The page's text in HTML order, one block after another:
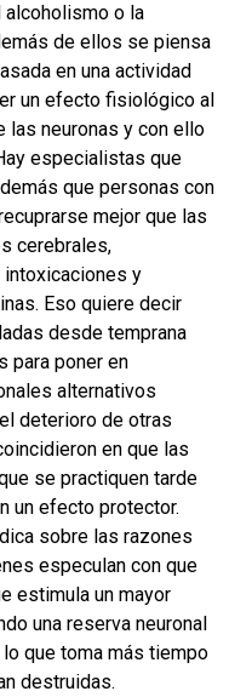
alcoholismo o la
de ellos se piensa
en una actividad
un efecto fisiológico al
las neuronas y con ello
especialistas que
que personas con
mejor que las
cerebrales,
intoxicaciones y
Eso quiere decir
desde temprana
para poner en
alternativos
deterioro de otras
en que las
se practiquen tarde
un efecto protector.
sobre las razones
especulan con que
estimula un mayor
una reserva neuronal
que toma más tiempo
destruidas.